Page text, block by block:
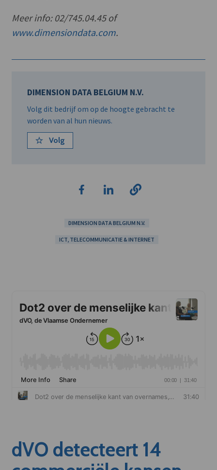
Meer info: 02/745.04.45 of
www.dimensiondata.com.
DIMENSION DATA BELGIUM N.V.
Volg dit bedrijf om op de hoogte gebracht te
worden van al hun nieuws.
Volg
DIMENSION DATA BELGIUM N.V.
ICT, TELECOMMUNICATIE & INTERNET
dVO detecteert 14